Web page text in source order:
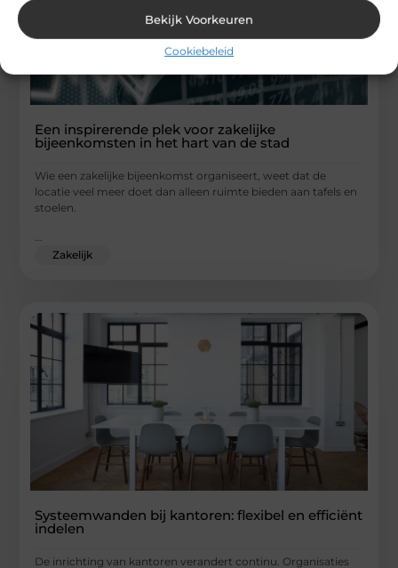
Bekijk Voorkeuren
Cookiebeleid
Een inspirerende plek voor zakelijke
bijeenkomsten in het hart van de stad
Wie een zakelijke bijeenkomst organiseert, weet dat de
locatie veel meer doet dan alleen ruimte bieden aan tafels en
stoelen.
Zakelijk
Systeemwanden bij kantoren: flexibel en efficiënt
indelen
De inrichting van kantoren verandert continu. Organisaties